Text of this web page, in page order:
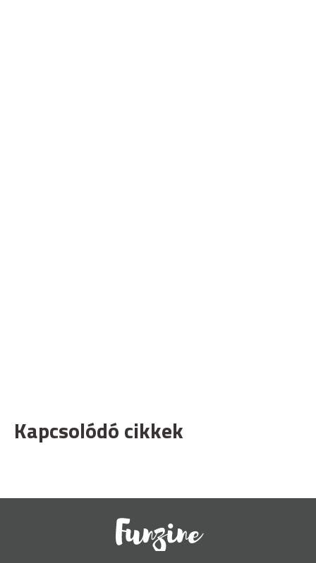
Kapcsolódó cikkek